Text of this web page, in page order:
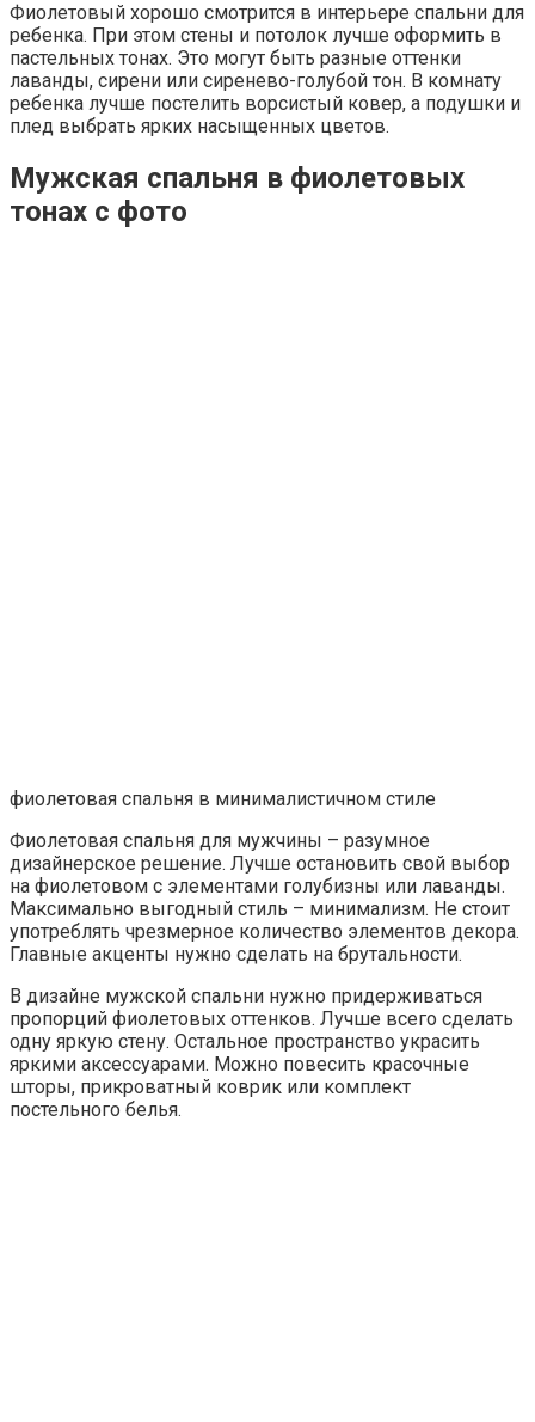
Фиолетовый хорошо смотрится в интерьере спальни для
ребенка. При этом стены и потолок лучше оформить в
пастельных тонах. Это могут быть разные оттенки
лаванды, сирени или сиренево-голубой тон. В комнату
ребенка лучше постелить ворсистый ковер, а подушки и
плед выбрать ярких насыщенных цветов.
Мужская спальня в фиолетовых
тонах с фото
фиолетовая спальня в минималистичном стиле
Фиолетовая спальня для мужчины – разумное
дизайнерское решение. Лучше остановить свой выбор
на фиолетовом с элементами голубизны или лаванды.
Максимально выгодный стиль – минимализм. Не стоит
употреблять чрезмерное количество элементов декора.
Главные акценты нужно сделать на брутальности.
В дизайне мужской спальни нужно придерживаться
пропорций фиолетовых оттенков. Лучше всего сделать
одну яркую стену. Остальное пространство украсить
яркими аксессуарами. Можно повесить красочные
шторы, прикроватный коврик или комплект
постельного белья.